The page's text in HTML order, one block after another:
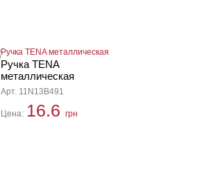
Ручка TENA
металлическая
Арт. 11N13B491
Цена: 16.6 грн